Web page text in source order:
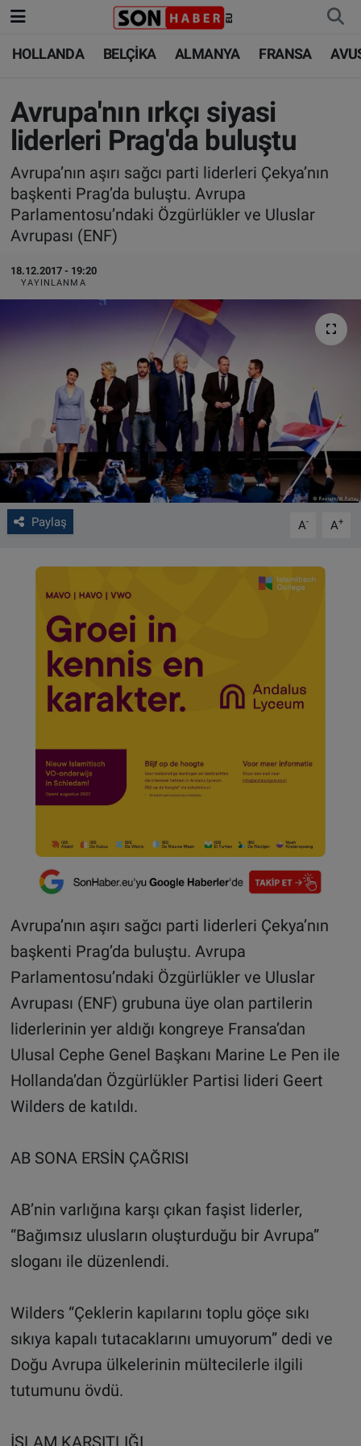
HOLLANDA BELÇİKA ALMANYA FRANSA
Avrupa'nın ırkçı siyasi
liderleri Prag'da buluştu
Avrupa’nın aşırı sağcı parti liderleri Çekya’nın
başkenti Prag’da buluştu. Avrupa
Parlamentosu’ndaki Özgürlükler ve Uluslar
Avrupası (ENF)
18.12.2017 - 19:20
YAYINLANMA
Paylaş A- A+
Avrupa’nın aşırı sağcı parti liderleri Çekya’nın
başkenti Prag’da buluştu. Avrupa
Parlamentosu’ndaki Özgürlükler ve Uluslar
Avrupası (ENF) grubuna üye olan partilerin
liderlerinin yer aldığı kongreye Fransa’dan
Ulusal Cephe Genel Başkanı Marine Le Pen ile
Hollanda’dan Özgürlükler Partisi lideri Geert
Wilders de katıldı.
AB SONA ERSİN ÇAĞRISI
AB’nin varlığına karşı çıkan faşist liderler,
“Bağımsız ulusların oluşturduğu bir Avrupa”
sloganı ile düzenlendi.
Wilders “Çeklerin kapılarını toplu göçe sıkı
sıkıya kapalı tutacaklarını umuyorum” dedi ve
Doğu Avrupa ülkelerinin mültecilerle ilgili
tutumunu övdü.
İSLAM KARŞITLIĞI
HOLLANDA
BELÇİKA
ALMANYA
FRANSA
AVUSTURYA
SAĞLIK - YAŞAM
BİLİM-TEKNOLOJİ
HOLLANDA
BELÇİKA
ALMANYA
TÜRKİYE
DÜNYA
BİLİM-TEKNOLOJİ
VIDEO GALERİ
ALGEMENE VOORWAARDEN
CONTACT
Çerez Politikası
Nöbetçi Eczaneler
Hava Durumu
Trafik Durumu
Süper Lig Puan Durumu ve Fikstür
Tüm Manşetler
Son Dakika Haberleri
Haber Arşivi